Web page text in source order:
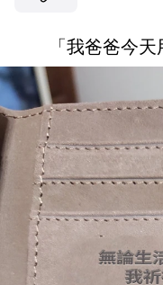
「我爸爸今